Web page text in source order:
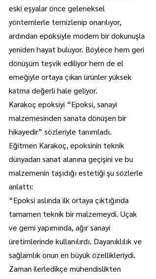
eski eşyalar önce geleneksel
yöntemlerle temizlenip onarılıyor,
ardından epoksiyle modern bir dokunuşla
yeniden hayat buluyor. Böylece hem geri
dönüşüm teşvik ediliyor hem de el
emeğiyle ortaya çıkan ürünler yüksek
katma değerli hale geliyor.
Karakoç epoksiyi “Epoksi, sanayi
malzemesinden sanata dönüşen bir
hikayedir” sözleriyle tanımladı.
Eğitmen Karakoç, epoksinin teknik
dünyadan sanat alanına geçişini ve bu
malzemenin taşıdığı estetiği şu sözlerle
anlattı:
“Epoksi aslında ilk ortaya çıktığında
tamamen teknik bir malzemeydi. Uçak
ve gemi yapımında, ağır sanayi
üretimlerinde kullanılırdı. Dayanıklılık ve
sağlamlık onun en büyük özellikleriydi.
Zaman ilerledikçe mühendislikten